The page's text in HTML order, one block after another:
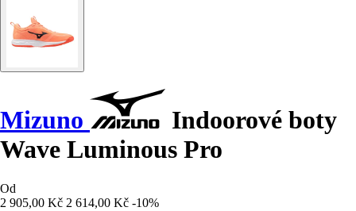
Mizuno
Indoorové boty
Wave Luminous Pro
Od
2 905,00 Kč 2 614,00 Kč -10%